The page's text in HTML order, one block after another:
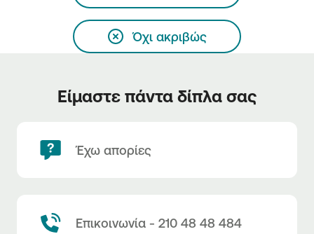
Όχι ακριβώς
Είμαστε πάντα δίπλα σας
Έχω απορίες
Επικοινωνία - 210 48 48 484